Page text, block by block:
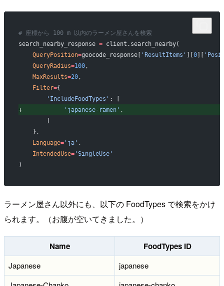
# 座標から 100 m 以内のラーメン屋さんを検索
search_nearby_response = client.search_nearby(
   QueryPosition
=geocode_response[ 'ResultItems' ][0][
   QueryRadius
=100,
   MaxResults
=20,
   Filter
={
       'IncludeFoodTypes'
: [
+
            'japanese-ramen'
,
       ]
   },
   Language
='ja' ,
   IntendedUse
='SingleUse'
)
ラーメン屋さん以外にも、以下の FoodTypes で検索をかけ
られます。（お腹が空いてきました。）
Name FoodTypes ID
Japanese
japanese